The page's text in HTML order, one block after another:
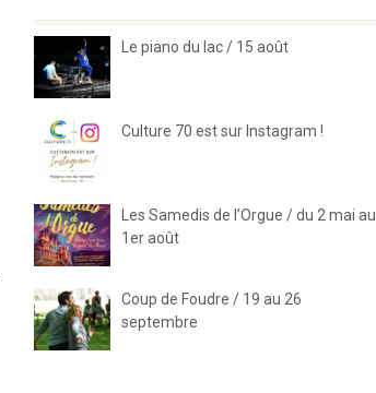
Le piano du lac / 15 août
Culture 70 est sur Instagram !
Les Samedis de l’Orgue / du 2 mai au
1er août
Coup de Foudre / 19 au 26
septembre